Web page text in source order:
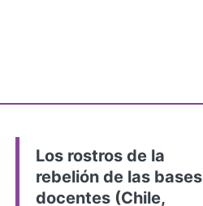
Los rostros de la
rebelión de las bases
docentes (Chile,